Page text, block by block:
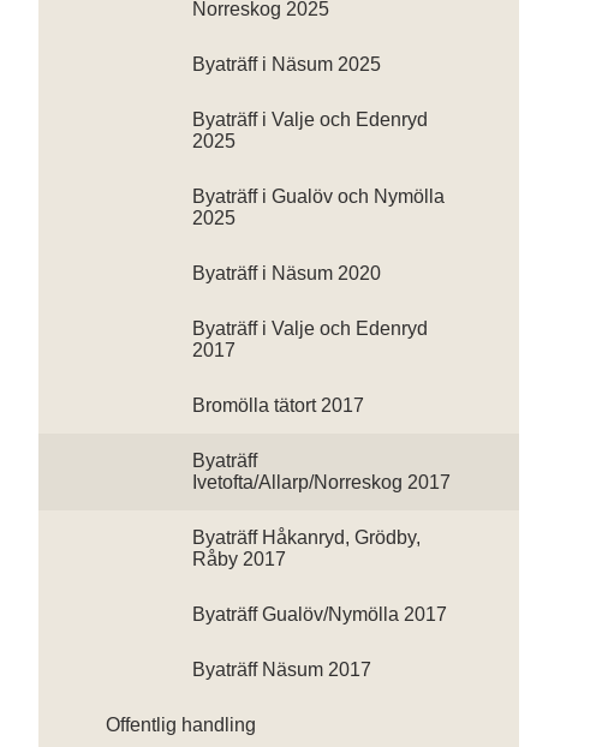
Norreskog 2025
Byaträff i Näsum 2025
Byaträff i Valje och Edenryd
2025
Byaträff i Gualöv och Nymölla
2025
Byaträff i Näsum 2020
Byaträff i Valje och Edenryd
2017
Bromölla tätort 2017
Byaträff
Ivetofta/Allarp/Norreskog 2017
Byaträff Håkanryd, Grödby,
Råby 2017
Byaträff Gualöv/Nymölla 2017
Byaträff Näsum 2017
Offentlig handling